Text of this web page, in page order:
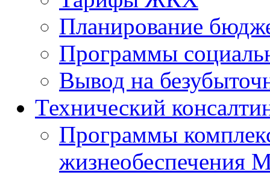
Планирование
Программы
Вывод на
Технический
Программы
жизнеобеспечения